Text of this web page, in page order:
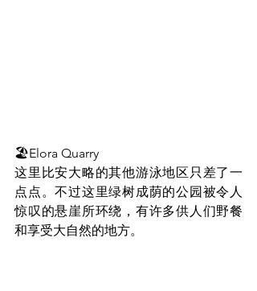
🏖Elora Quarry
这里比安大略的其他游泳地区只差了一
点点。不过这里绿树成荫的公园被令人
惊叹的悬崖所环绕，有许多供人们野餐
和享受大自然的地方。